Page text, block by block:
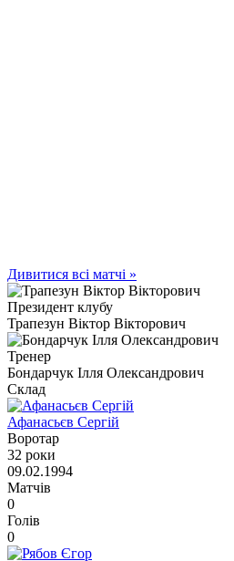
Дивитися всі матчі »
Президент клубу
Трапезун Віктор Вікторович
Тренер
Бондарчук Ілля Олександрович
Склад
Афанасьєв Сергій
Воротар
32 роки
09.02.1994
Матчів
0
Голів
0